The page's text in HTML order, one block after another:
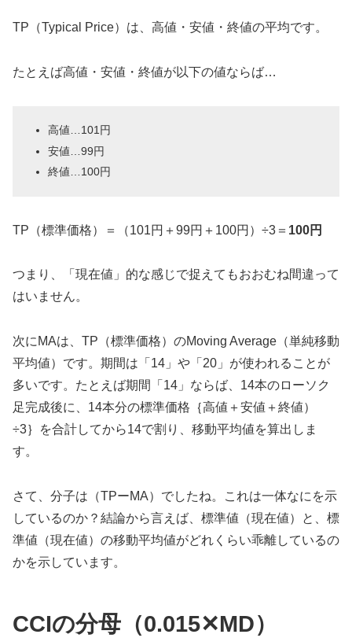
TP（Typical Price）は、高値・安値・終値の平均です。
たとえば高値・安値・終値が以下の値ならば…
高値…101円
安値…99円
終値…100円
TP（標準価格）＝（101円＋99円＋100円）÷3＝ 100円
つまり、「現在値」的な感じで捉えてもおおむね間違って
はいません。
次にMAは、TP（標準価格）のMoving Average（単純移動
平均値）です。期間は「14」や「20」が使われることが
多いです。たとえば期間「14」ならば、14本のローソク
足完成後に、14本分の標準価格｛高値＋安値＋終値）
÷3｝を合計してから14で割り、移動平均値を算出しま
す。
さて、分子は（TPーMA）でしたね。これは一体なにを示
しているのか？結論から言えば、標準値（現在値）と、標
準値（現在値）の移動平均値がどれくらい乖離しているの
かを示しています。
CCIの分母（0.015✕MD）